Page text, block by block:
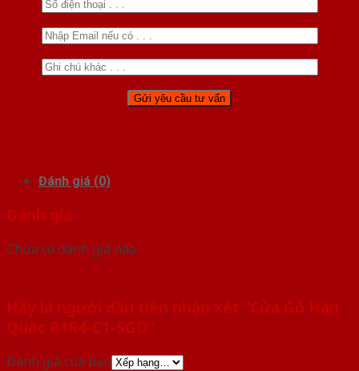
Đánh giá (0)
Đánh giá
Chưa có đánh giá nào.
Hãy là người đầu tiên nhận xét “Cửa Gỗ Hàn
Quốc P1R4-C1-SGD”
Đánh giá của bạn